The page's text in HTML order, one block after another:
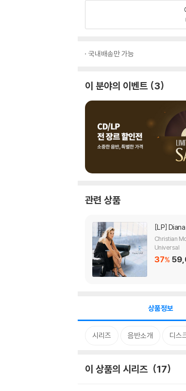
국내배송만 가능
이 분야의 이벤트 3
관련 상품
[LP]
Christian
Universal
37%
상품정보
시리즈 음반소개 디스
이 상품의 시리즈 17